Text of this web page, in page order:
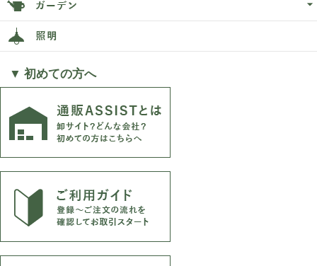
▼ 初めての方へ